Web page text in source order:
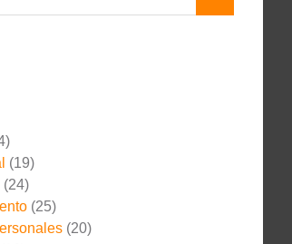
(19)
(24)
(25)
(20)